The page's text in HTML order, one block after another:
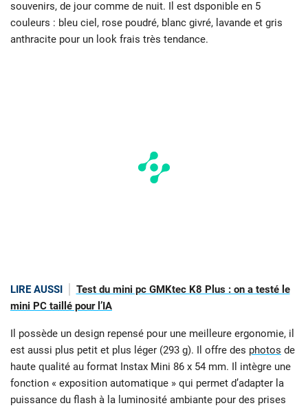
souvenirs, de jour comme de nuit. Il est dsponible en 5
couleurs : bleu ciel, rose poudré, blanc givré, lavande et gris
anthracite pour un look frais très tendance.
LIRE AUSSI
Test du mini pc GMKtec K8 Plus : on a testé le
mini PC taillé pour l’IA
Il possède un design repensé pour une meilleure ergonomie, il
est aussi plus petit et plus léger (293 g). Il offre des photos de
haute qualité au format Instax Mini 86 x 54 mm. Il intègre une
fonction « exposition automatique » qui permet d’adapter la
puissance du flash à la luminosité ambiante pour des prises